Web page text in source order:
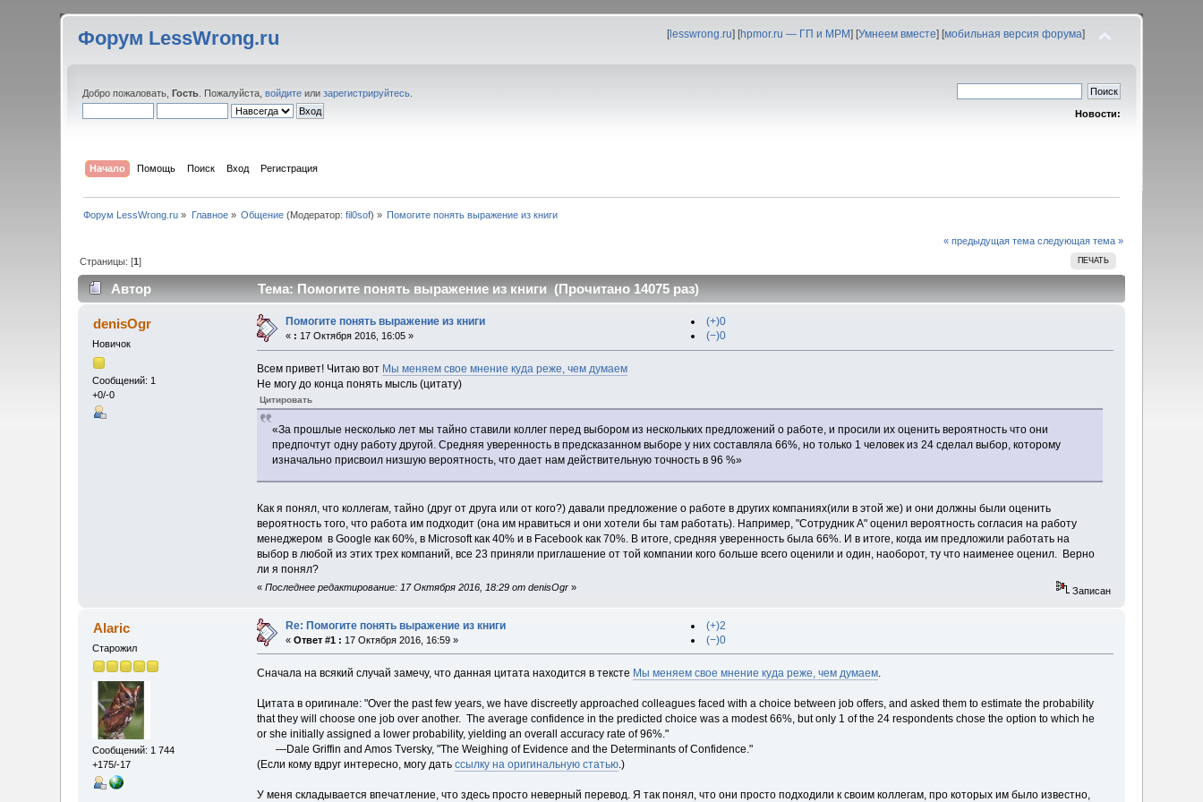
Форум LessWrong.ru [lesswrong.ru] [hpmor.ru — ГП и МРМ] [Умнеем вместе] [мобильная версия форума]
Добро пожаловать,Гость . Пожалуйста,войдите илизарегистрируйтесь
Новости:
Начало Помощь Поиск Вход Регистрация
Форум LessWrong.ru » Главное» Общение (Модератор:fil0sof) » Помогите понять выражение из книги
« предыдущая тема следующая тема »
ПЕЧАТЬ
Страницы: [1]
Автор Тема: Помогите понять выражение из книги (Прочитано 14075 раз)
denisOgr
Новичок
Сообщений: 1
+0/-0
Помогите понять выражение из книги
« : 17 Октября 2016, 16:05 »
(+)0
(−)0
Всем привет! Читаю вот Мы меняем свое мнение куда реже, чем думаем
Не могу до конца понять мысль (цитату)
Цитировать
«За прошлые несколько лет мы тайно ставили коллег перед выбором из нескольких предложений о работе, и просили их оценить вероятность что они
предпочтут одну работу другой. Средняя уверенность в предсказанном выборе у них составляла 66%, но только 1 человек из 24 сделал выбор, которому
изначально присвоил низшую вероятность, что дает нам действительную точность в 96 %»
Как я понял, что коллегам, тайно (друг от друга или от кого?) давали предложение о работе в других компаниях(или в этой же) и они должны были оценить
вероятность того, что работа им подходит (она им нравиться и они хотели бы там работать). Например, "Сотрудник А" оценил вероятность согласия на работу
менеджером в Google как 60%, в Microsoft как 40% и в Facebook как 70%. В итоге, средняя уверенность была 66%. И в итоге, когда им предложили работать на
выбор в любой из этих трех компаний, все 23 приняли приглашение от той компании кого больше всего оценили и один, наоборот, ту что наименее оценил. Верно
ли я понял?
« Последнее редактирование: 17 Октября 2016, 18:29 от denisOgr» Записан
Alaric
Старожил
Сообщений: 1 744
+175/-17
Re: Помогите понять выражение из книги
«Ответ #1 : 17 Октября 2016, 16:59 »
(+)2
(−)0
Сначала на всякий случай замечу, что данная цитата находится в тексте Мы меняем свое мнение куда реже, чем думаем.
Цитата в оригинале: "Over the past few years, we have discreetly approached colleagues faced with a choice between job offers, and asked them to estimate the probability
that they will choose one job over another. The average confidence in the predicted choice was a modest 66%, but only 1 of the 24 respondents chose the option to which he
or she initially assigned a lower probability, yielding an overall accuracy rate of 96%."
—Dale Griffin and Amos Tversky, "The Weighing of Evidence and the Determinants of Confidence."
(Если кому вдруг интересно, могу дать ссылку на оригинальную статью.)
У меня складывается впечатление, что здесь просто неверный перевод. Я так понял, что они просто подходили к своим коллегам, про которых им было известно,